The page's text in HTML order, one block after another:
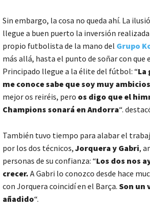
Sin embargo, la cosa no queda ahí. La
llegue a buen puerto la inversión
propio futbolista de la mano del Grupo
más allá, hasta el punto de soñar con que
Principado llegue a la élite del fútbol: “La
me conoce sabe que soy muy
mejor os reiréis, pero os digo que el
Champions sonará en Andorra“.
También tuvo tiempo para alabar el
por los dos técnicos, Jorquera y Gabri,
personas de su confianza: “Los dos nos
crecer. A Gabri lo conozco desde hace
con Jorquera coincidí en el Barça. Son un
añadido“.